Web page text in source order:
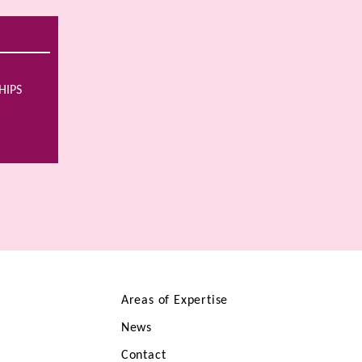
Areas of Expertise
News
Contact